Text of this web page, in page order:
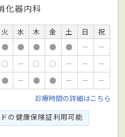
化器内科
火 水 木 金 土 日
祝
● ● ● ● ● －
－
○ － ○ ○ － －
－
● － ● ● － －
－
診療時間の詳細はこちら
の健康保険証利用可能